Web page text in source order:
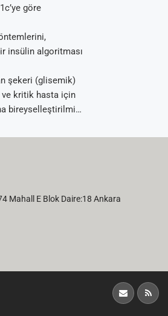
göre
insülin algoritması
şekeri (glisemik)
ve kritik hasta için
bireyselleştirilmiş
Mahall E Blok Daire:18 Ankara